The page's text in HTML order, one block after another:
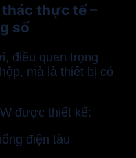
thực tế –
số
điều quan trọng
mà là thiết bị có
được thiết kế:
điện tàu